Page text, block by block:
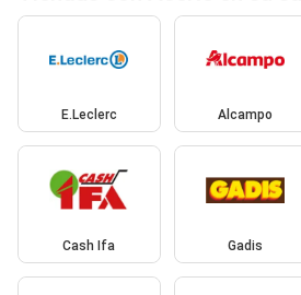
E.Leclerc Alcampo
Cash Ifa Gadis